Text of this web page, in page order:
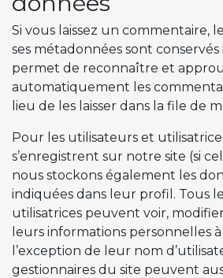
Si vous laissez un commentaire,
ses métadonnées sont
permet de reconnaître et
automatiquement les
lieu de les laisser dans la file de
Pour les utilisateurs et
s’enregistrent sur notre site (si
nous stockons également les
indiquées dans leur profil. Tous
utilisatrices peuvent voir,
leurs informations personnelles
l’exception de leur nom
gestionnaires du site peuvent